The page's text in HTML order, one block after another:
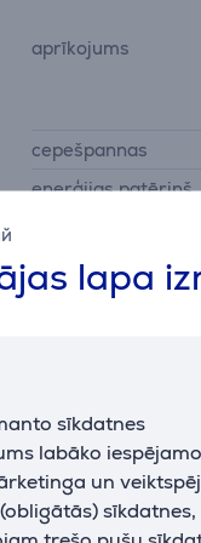
lapa
sīkdatnes
labāko
un
aprīkojums
cepešpannas
enerģijas patēriņš
iegremdējamie